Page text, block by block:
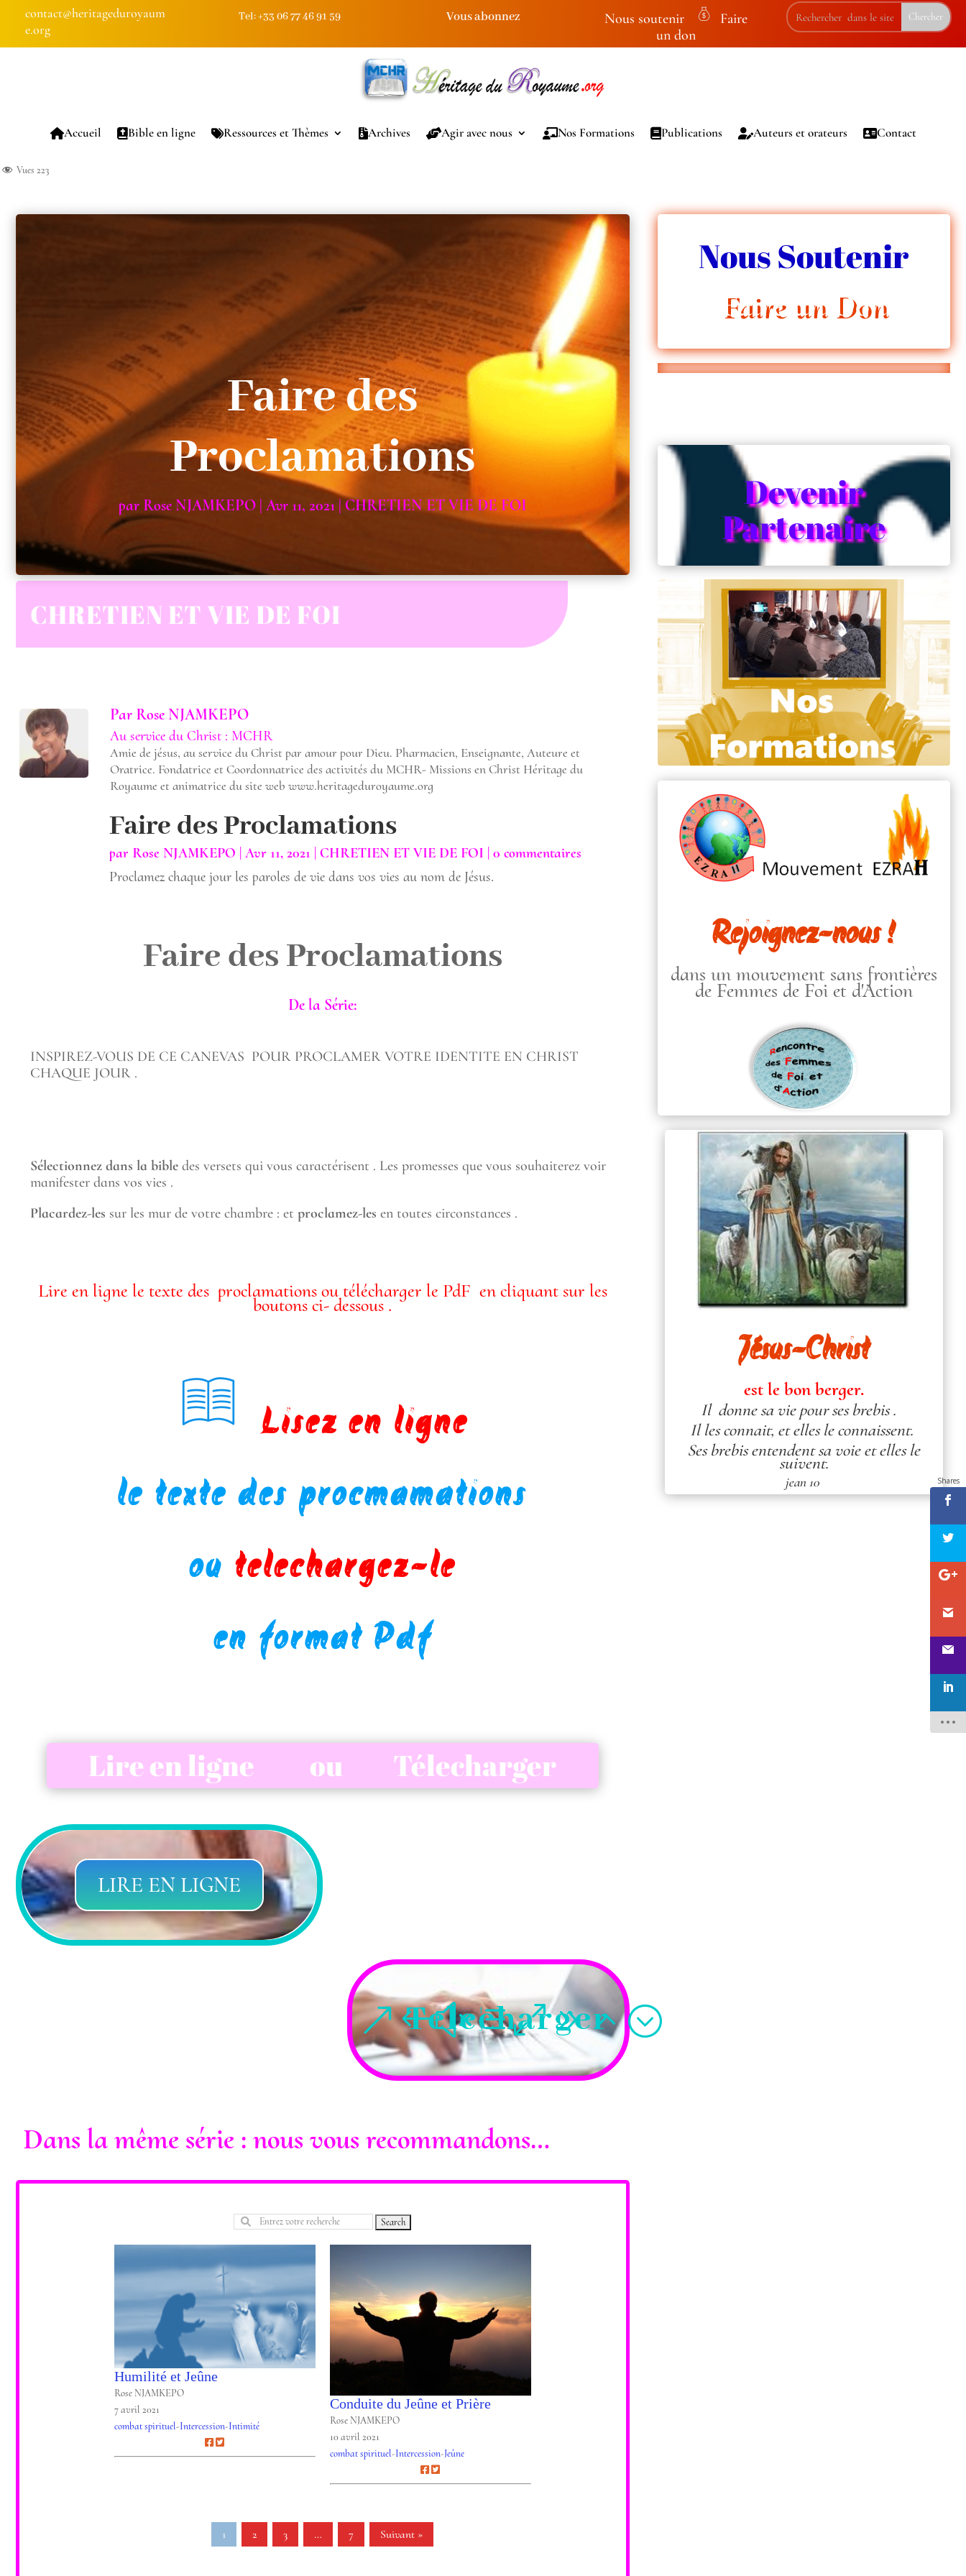
contact@heritageduroyaum
e.org
Tel: +33 06 77 46 91 59 Vous abonnez Nous soutenir
on
on
Faire
un don
Accueil Bible en ligne Ressources et Thèmes Archives Agir avec nous Nos Formations Publications Auteurs et orateurs Contact
Vues 223
Faire des
Proclamations
par Rose NJAMKEPO| Avr 11, 2021| CHRETIEN ET VIE DE FOI
CHRETIEN ET VIE DE FOI
Par Rose NJAMKEPO
Au service du Christ : MCHR
Amie de jésus, au service du Christ par amour pour Dieu. Pharmacien, Enseignante, Auteure et
Oratrice. Fondatrice et Coordonnatrice des activités du MCHR- Missions en Christ Héritage du
Royaume et animatrice du site web www.heritageduroyaume.org
Faire des Proclamations
par Rose NJAMKEPO Avr 11, 2021 CHRETIEN ET VIE DE FOI 0 commentaires
Proclamez chaque jour les paroles de vie dans vos vies au nom de Jésus.
Faire des Proclamations
De la Série:
INSPIREZ-VOUS DE CE CANEVAS POUR PROCLAMER VOTRE IDENTITE EN CHRIST
CHAQUE JOUR .
Sélectionnez dans la bible des versets qui vous caractérisent . Les promesses que vous souhaiterez voir
manifester dans vos vies .
Placardez-les sur les mur de votre chambre : et proclamez-les en toutes circonstances .
Lire en ligne le texte des proclamations ou télécharger le PdF en cliquant sur les
boutons ci- dessous .
bo
ok
ic
on
Lisez en ligne
le texte des procmamations
ou telechargez-le
en format Pdf
Lire en ligne ou Télecharger
LIRE EN LIGNE
Telecharger
Dans la même série : nous vous recommandons…
Humilité et Jeûne
Rose NJAMKEPO
7 avril 2021
combat spirituel-Intercession-Intimité
Conduite du Jeûne et Prière
Rose NJAMKEPO
10 avril 2021
combat spirituel-Intercession-Jeûne
1 2 3 … 7 Suivant »
Nous Soutenir
Faire un Don
Devenir
Partenaire
Rejoignez-nous !
dans un mouvement sans frontières
de Femmes de Foi et d'Action
Jésus-Christ
est le bon berger.
Il donne sa vie pour ses brebis .
Il les connait, et elles le connaissent.
Ses brebis entendent sa voie et elles le
suivent.
jean 10 Shares